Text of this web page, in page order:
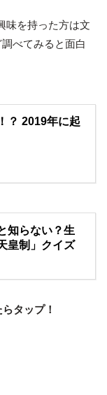
味を持った方は文
べてみると面白
？ 2019年に起
知らない？生
皇制」クイズ
タップ！